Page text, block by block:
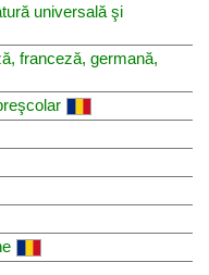
universală şi
franceză, germană,